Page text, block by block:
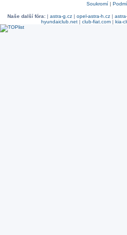
Soukromí|
Naše další fóra: | astra-g.cz | opel-astra-h.cz |
hyundaiclub.net| club-fiat.com| kia-